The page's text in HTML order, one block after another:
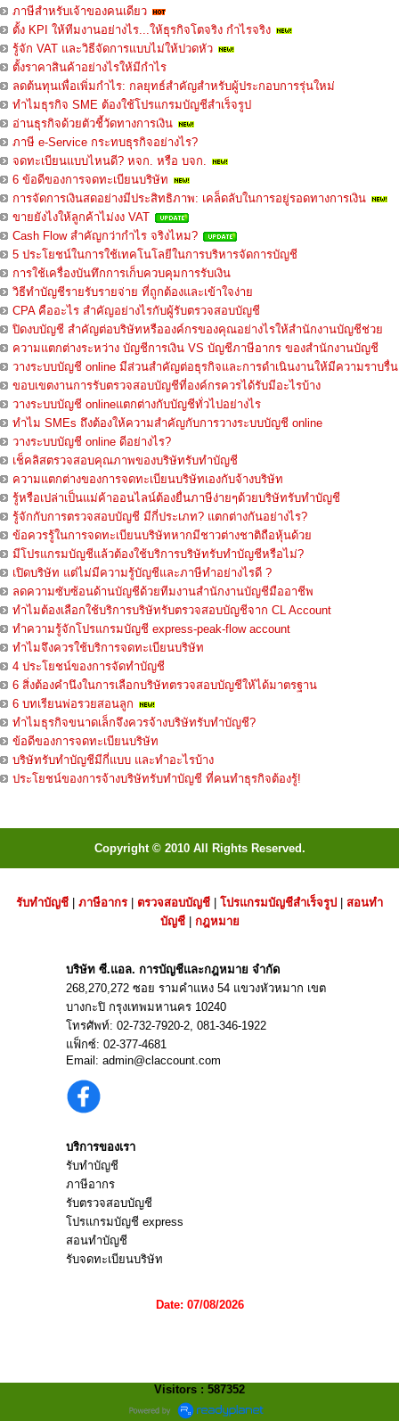
ภาษีสำหรับเจ้าของคนเดียว
ตั้ง KPI ให้ทีมงานอย่างไร...ให้ธุรกิจโตจริง กำไรจริง
รู้จัก VAT และวิธีจัดการแบบไม่ให้ปวดหัว
ตั้งราคาสินค้าอย่างไรให้มีกำไร
ลดต้นทุนเพื่อเพิ่มกำไร: กลยุทธ์สำคัญสำหรับผู้ประกอบการรุ่นใหม่
ทำไมธุรกิจ SME ต้องใช้โปรแกรมบัญชีสำเร็จรูป
อ่านธุรกิจด้วยตัวชี้วัดทางการเงิน
ภาษี e-Service กระทบธุรกิจอย่างไร?
จดทะเบียนแบบไหนดี? หจก. หรือ บจก.
6 ข้อดีของการจดทะเบียนบริษัท
การจัดการเงินสดอย่างมีประสิทธิภาพ: เคล็ดลับในการอยู่รอดทางการเงิน
ขายยังไงให้ลูกค้าไม่งง VAT
Cash Flow สำคัญกว่ากำไร จริงไหม?
5 ประโยชน์ในการใช้เทคโนโลยีในการบริหารจัดการบัญชี
การใช้เครื่องบันทึกการเก็บควบคุมการรับเงิน
วิธีทำบัญชีรายรับรายจ่าย ที่ถูกต้องและเข้าใจง่าย
CPA คืออะไร สำคัญอย่างไรกับผู้รับตรวจสอบบัญชี
ปิดงบบัญชี สำคัญต่อบริษัทหรือองค์กรของคุณอย่างไรให้สำนักงานบัญชีช่วย
ความแตกต่างระหว่าง บัญชีการเงิน VS บัญชีภาษีอากร ของสำนักงานบัญชี
วางระบบบัญชี online มีส่วนสำคัญต่อธุรกิจและการดำเนินงานให้มีความราบรื่น
ขอบเขตงานการรับตรวจสอบบัญชีที่องค์กรควรได้รับมีอะไรบ้าง
วางระบบบัญชี onlineแตกต่างกับบัญชีทั่วไปอย่างไร
ทำไม SMEs ถึงต้องให้ความสำคัญกับการวางระบบบัญชี online
วางระบบบัญชี online ดีอย่างไร?
เช็คลิสตรวจสอบคุณภาพของบริษัทรับทำบัญชี
ความแตกต่างของการจดทะเบียนบริษัทเองกับจ้างบริษัท
รู้หรือเปล่าเป็นแม่ค้าออนไลน์ต้องยื่นภาษีง่ายๆด้วยบริษัทรับทำบัญชี
รู้จักกับการตรวจสอบบัญชี มีกี่ประเภท? แตกต่างกันอย่างไร?
ข้อควรรู้ในการจดทะเบียนบริษัทหากมีชาวต่างชาติถือหุ้นด้วย
มีโปรแกรมบัญชีแล้วต้องใช้บริการบริษัทรับทำบัญชีหรือไม่?
เปิดบริษัท แต่ไม่มีความรู้บัญชีและภาษีทำอย่างไรดี ?
ลดความซับซ้อนด้านบัญชีด้วยทีมงานสำนักงานบัญชีมืออาชีพ
ทำไมต้องเลือกใช้บริการบริษัทรับตรวจสอบบัญชีจาก CL Account
ทำความรู้จักโปรแกรมบัญชี express-peak-flow account
ทำไมจึงควรใช้บริการจดทะเบียนบริษัท
4 ประโยชน์ของการจัดทำบัญชี
6 สิ่งต้องคำนึงในการเลือกบริษัทตรวจสอบบัญชีให้ได้มาตรฐาน
6 บทเรียนพ่อรวยสอนลูก
ทำไมธุรกิจขนาดเล็กจึงควรจ้างบริษัทรับทำบัญชี?
ข้อดีของการจดทะเบียนบริษัท
บริษัทรับทำบัญชีมีกี่แบบ และทำอะไรบ้าง
ประโยชน์ของการจ้างบริษัทรับทำบัญชี ที่คนทำธุรกิจต้องรู้!
Copyright © 2010 All Rights Reserved.
รับทำบัญชี ภาษีอากร ตรวจสอบบัญชี โปรแกรมบัญชีสำเร็จรูป
สอนทำ
บัญชี| กฎหมาย
บริษัท ซี.แอล. การบัญชีและกฎหมาย จำกัด
268,270,272 ซอย รามคำแหง 54 แขวงหัวหมาก เขต
บางกะปิ กรุงเทพมหานคร 10240
โทรศัพท์: 02-732-7920-2, 081-346-1922
แฟ็กซ์: 02-377-4681
Email: admin@claccount.com
บริการของเรา
รับทำบัญชี
ภาษีอากร
รับตรวจสอบบัญชี
โปรแกรมบัญชี express
สอนทำบัญชี
รับจดทะเบียนบริษัท
Date: 07/08/2026
Visitors : 587352